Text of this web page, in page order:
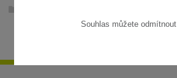
Souhlas můžete odmítnout